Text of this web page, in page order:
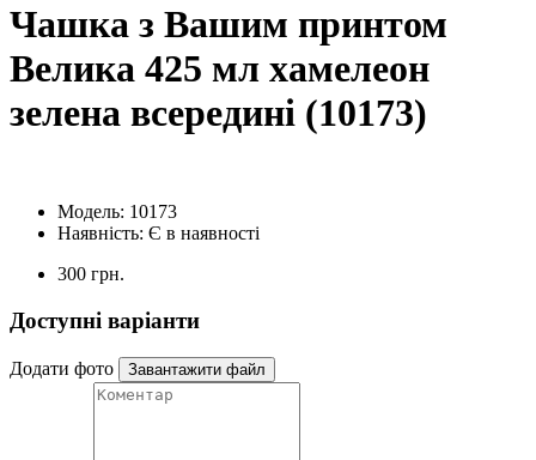
Чашка з Вашим принтом
Велика 425 мл хамелеон
зелена всередині (10173)
Модель: 10173
Наявність: Є в наявності
300 грн.
Доступні варіанти
Додати фото Завантажити файл